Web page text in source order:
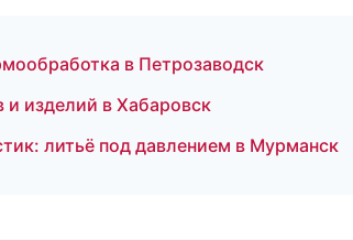
в Петрозаводск
изделий в Хабаровск
литьё под давлением в Мурманск